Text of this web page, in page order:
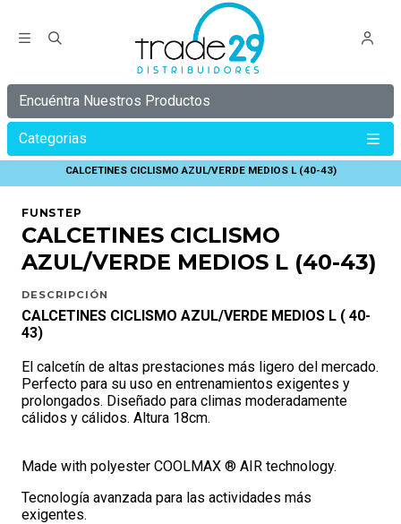
Encuéntra Nuestros Productos
Categorias
CALCETINES CICLISMO AZUL/VERDE MEDIOS L (40-43)
FUNSTEP
CALCETINES CICLISMO
AZUL/VERDE MEDIOS L (40-43)
DESCRIPCIÓN
CALCETINES CICLISMO AZUL/VERDE MEDIOS L ( 40-
43)
El calcetín de altas prestaciones más ligero del mercado.
Perfecto para su uso en entrenamientos exigentes y
prolongados. Diseñado para climas moderadamente
cálidos y cálidos. Altura 18cm.
Made with polyester COOLMAX ® AIR technology.
Tecnología avanzada para las actividades más
exigentes.